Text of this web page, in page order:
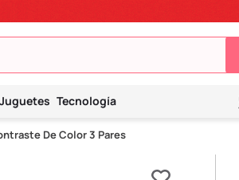
Juguetes Tecnología
De Color 3 Pares